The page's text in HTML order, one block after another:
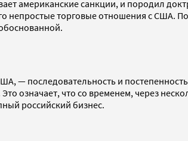
американские санкции, и породил
непростые торговые отношения с США.
— последовательность и
означает, что со временем, через
российский бизнес.